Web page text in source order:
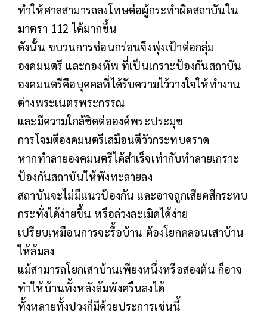
ทำให้ศาลสามารถลงโทษต่อผู้กระทำผิดสถาบันใน
มาตรา​ 112​ ได้มากขึ้น
ดังนั้น​ ขบวนการซ่อนกร่อนจึงพุ่งเป้าต่อกลุ่ม
องคมนตรี​ และกองทัพ​ ที่เป็นเกราะป้องกันสถาบัน
องคมนตรีคือบุคคลที่ได้รับความไว้วางใจให้ทำงาน
ต่างพระเนตรพระกรรณ​
และมีความใกล้ชิดต่อองค์พระประมุข​
การโจมตีองคมนตรีเสมือนตีวัวกระทบคราด​
หากทำลายองคมนตรีได้สำเร็จเท่ากับทำลายเกราะ
ป้องกันสถาบันให้พังทะลายลง​
สถาบันจะไม่มีแนวป้องกัน​ และอาจถูกเสียดสีกระทบ
กระทั่งได้ง่ายขึ้น​ หรือล่วงละเมิดได้ง่าย​
เปรียบเหมือนการจะรื้อบ้าน​ ต้องโยกคลอนเสาบ้าน
ให้ล้มลง​
แม้สามารถโยกเสาบ้านเพียงหนึ่งหรือสองต้น​ ก็อาจ
ทำให้บ้านทั้งหลังล้มพังครืนลงได้
ทั้งหลายทั้งปวงก็มีด้วยประการเช่นนี้